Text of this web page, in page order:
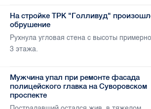
На стройке ТРК "Голливуд"
обрушение
Рухнула угловая стена с высоты
3 этажа.
Мужчина упал при ремонте фасада
полицейского главка на Суворовском
проспекте